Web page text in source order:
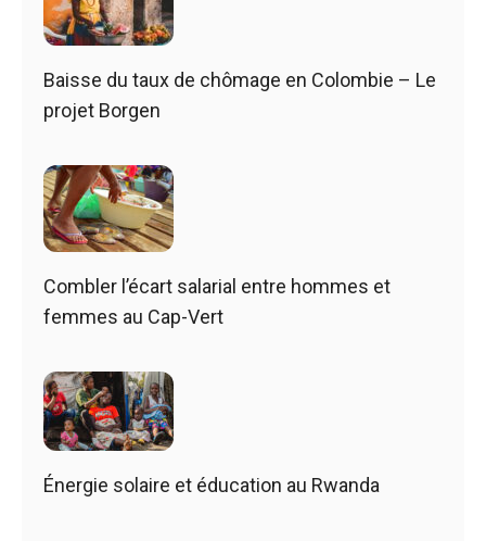
Baisse du taux de chômage en Colombie – Le
projet Borgen
Combler l’écart salarial entre hommes et
femmes au Cap-Vert
Énergie solaire et éducation au Rwanda